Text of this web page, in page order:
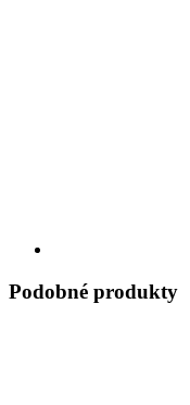
Podobné produkty